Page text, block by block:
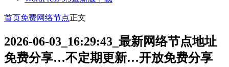
首页免费网络节点正文
2026-06-03_16:29:43_最新网络节点地址
免费分享…不定期更新…开放免费分享